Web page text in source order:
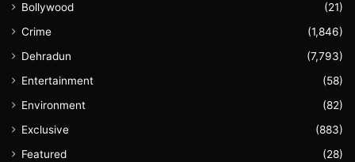
Bollywood
(21)
Crime
(1,846)
Dehradun
(7,793)
Entertainment
(58)
Environment
(82)
Exclusive
(883)
Featured
(28)